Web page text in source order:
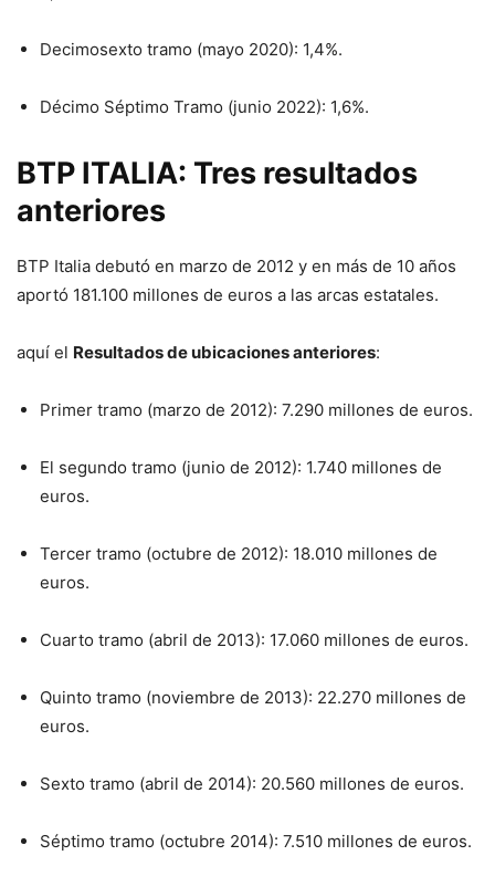
Decimosexto tramo (mayo 2020): 1,4%.
Décimo Séptimo Tramo (junio 2022): 1,6%.
BTP ITALIA: Tres resultados
anteriores
BTP Italia debutó en marzo de 2012 y en más de 10 años
aportó 181.100 millones de euros a las arcas estatales.
aquí el Resultados de ubicaciones anteriores:
Primer tramo (marzo de 2012): 7.290 millones de euros.
El segundo tramo (junio de 2012): 1.740 millones de
euros.
Tercer tramo (octubre de 2012): 18.010 millones de
euros.
Cuarto tramo (abril de 2013): 17.060 millones de euros.
Quinto tramo (noviembre de 2013): 22.270 millones de
euros.
Sexto tramo (abril de 2014): 20.560 millones de euros.
Séptimo tramo (octubre 2014): 7.510 millones de euros.